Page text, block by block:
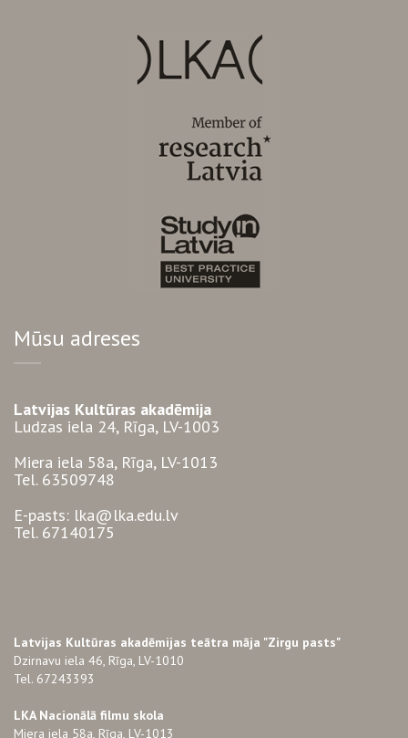
Mūsu adreses
Latvijas Kultūras akadēmija
Ludzas iela 24, Rīga, LV-1003
Miera iela 58a, Rīga, LV-1013
Tel. 63509748
E-pasts: lka@lka.edu.lv
Tel. 67140175
Latvijas Kultūras akadēmijas teātra māja "Zirgu pasts"
Dzirnavu iela 46, Rīga, LV-1010
Tel. 67243393
LKA Nacionālā filmu skola
Miera iela 58a, Rīga, LV-1013